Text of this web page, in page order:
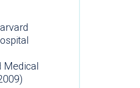
Medical